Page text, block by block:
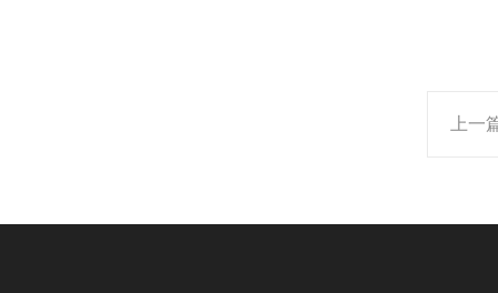
上一